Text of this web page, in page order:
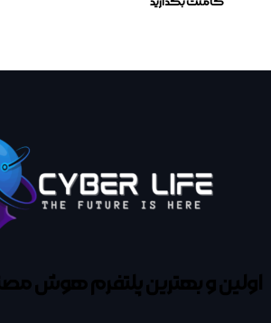
اولین و بهترین پلتفرمهوش